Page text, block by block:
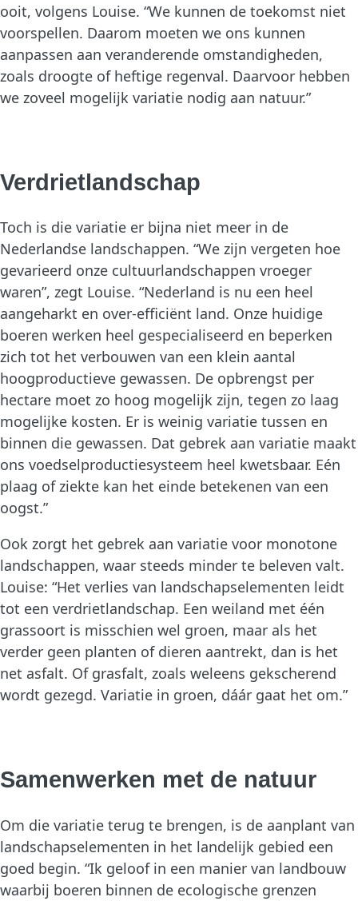
ooit, volgens Louise. “We kunnen de toekomst niet
voorspellen. Daarom moeten we ons kunnen
aanpassen aan veranderende omstandigheden,
zoals droogte of heftige regenval. Daarvoor hebben
we zoveel mogelijk variatie nodig aan natuur.”
Verdrietlandschap
Toch is die variatie er bijna niet meer in de
Nederlandse landschappen. “We zijn vergeten hoe
gevarieerd onze cultuurlandschappen vroeger
waren”, zegt Louise. “Nederland is nu een heel
aangeharkt en over-efficiënt land. Onze huidige
boeren werken heel gespecialiseerd en beperken
zich tot het verbouwen van een klein aantal
hoogproductieve gewassen. De opbrengst per
hectare moet zo hoog mogelijk zijn, tegen zo laag
mogelijke kosten. Er is weinig variatie tussen en
binnen die gewassen. Dat gebrek aan variatie maakt
ons voedselproductiesysteem heel kwetsbaar. Eén
plaag of ziekte kan het einde betekenen van een
oogst.”
Ook zorgt het gebrek aan variatie voor monotone
landschappen, waar steeds minder te beleven valt.
Louise: “Het verlies van landschapselementen leidt
tot een verdrietlandschap. Een weiland met één
grassoort is misschien wel groen, maar als het
verder geen planten of dieren aantrekt, dan is het
net asfalt. Of grasfalt, zoals weleens gekscherend
wordt gezegd. Variatie in groen, dáár gaat het om.”
Samenwerken met de natuur
Om die variatie terug te brengen, is de aanplant van
landschapselementen in het landelijk gebied een
goed begin. “Ik geloof in een manier van landbouw
waarbij boeren binnen de ecologische grenzen